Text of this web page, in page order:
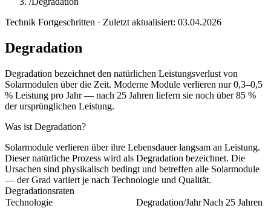
Technik Fortgeschritten · Zuletzt aktualisiert: 03.04.2026
Degradation
Degradation bezeichnet den natürlichen Leistungsverlust von
Solarmodulen über die Zeit. Moderne Module verlieren nur 0,3–0,5
% Leistung pro Jahr — nach 25 Jahren liefern sie noch über 85 %
der ursprünglichen Leistung.
Was ist Degradation?
Solarmodule verlieren über ihre Lebensdauer langsam an Leistung.
Dieser natürliche Prozess wird als Degradation bezeichnet. Die
Ursachen sind physikalisch bedingt und betreffen alle Solarmodule
— der Grad variiert je nach Technologie und Qualität.
Degradationsraten
Technologie
Degradation/JahrNach 25 Jahren